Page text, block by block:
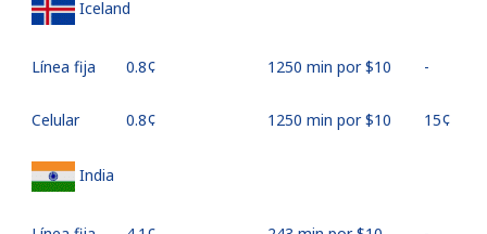
Iceland
Línea fija ⁦0.8¢⁩ 1250 min por ⁦$10⁩ -
Celular ⁦0.8¢⁩ 1250 min por ⁦$10⁩ ⁦15¢⁩
India